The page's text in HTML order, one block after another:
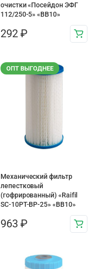
очистки «Посейдон ЭФГ
112/250-5» «ВВ10»
292 ₽
ОПТ ВЫГОДНЕЕ
Механический фильтр
лепестковый
(гофрированный) «Raifil
SC-10PT-ВР-25» «BB10»
963 ₽